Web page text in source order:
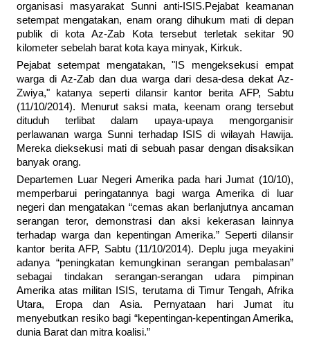
organisasi masyarakat Sunni anti-ISIS.Pejabat keamanan
setempat mengatakan, enam orang dihukum mati di depan
publik di kota Az-Zab Kota tersebut terletak sekitar 90
kilometer sebelah barat kota kaya minyak, Kirkuk.
Pejabat setempat mengatakan, "IS mengeksekusi empat
warga di Az-Zab dan dua warga dari desa-desa dekat Az-
Zwiya," katanya seperti dilansir kantor berita AFP, Sabtu
(11/10/2014). Menurut saksi mata, keenam orang tersebut
dituduh terlibat dalam upaya-upaya mengorganisir
perlawanan warga Sunni terhadap ISIS di wilayah Hawija.
Mereka dieksekusi mati di sebuah pasar dengan disaksikan
banyak orang.
Departemen Luar Negeri Amerika pada hari Jumat (10/10),
memperbarui peringatannya bagi warga Amerika di luar
negeri dan mengatakan “cemas akan berlanjutnya ancaman
serangan teror, demonstrasi dan aksi kekerasan lainnya
terhadap warga dan kepentingan Amerika.” Seperti dilansir
kantor berita AFP, Sabtu (11/10/2014). Deplu juga meyakini
adanya “peningkatan kemungkinan serangan pembalasan”
sebagai tindakan serangan-serangan udara pimpinan
Amerika atas militan ISIS, terutama di Timur Tengah, Afrika
Utara, Eropa dan Asia. Pernyataan hari Jumat itu
menyebutkan resiko bagi “kepentingan-kepentingan Amerika,
dunia Barat dan mitra koalisi.”